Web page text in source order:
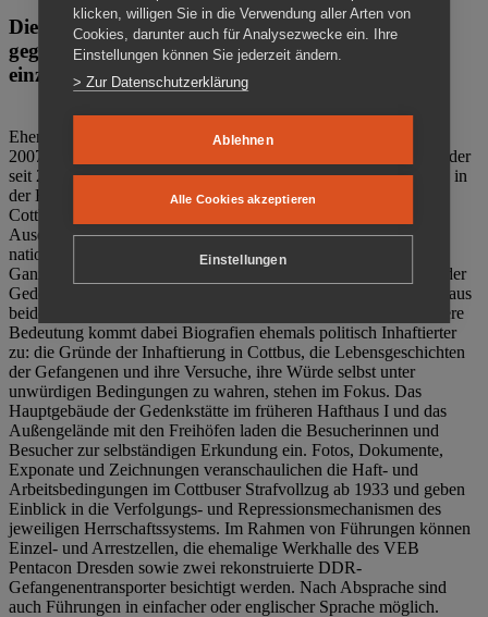
Die Gedenkstätte Zuchthaus Cottbus ist ein Ort
gegen das Vergessen. Anschaulich, nah und
einzigartig.
Ehemalige politische Häftlinge der DDR gründeten im Oktober
2007 den Verein Menschenrechtszentrum Cottbus e. V. (MRZ), der
seit 2011 Eigentümer des ehemaligen Gefängnisses (1860-2002) in
der Bautzener Straße und Träger der Gedenkstätte Zuchthaus
Cottbus ist. Im Zentrum der Arbeit der Gedenkstätte steht die
Auseinandersetzung mit politischem Unrecht während der
nationalsozialistischen Terrorherrschaft und der SED-Diktatur.
Ganzjährig zeigen mehrere Dauer- und Sonderausstellungen in der
Gedenkstätte Zuchthaus Cottbus Beispiele politischen Unrechts aus
beiden deutschen Diktaturen des 20. Jahrhunderts. Eine besondere
Bedeutung kommt dabei Biografien ehemals politisch Inhaftierter
zu: die Gründe der Inhaftierung in Cottbus, die Lebensgeschichten
der Gefangenen und ihre Versuche, ihre Würde selbst unter
unwürdigen Bedingungen zu wahren, stehen im Fokus. Das
Hauptgebäude der Gedenkstätte im früheren Hafthaus I und das
Außengelände mit den Freihöfen laden die Besucherinnen und
Besucher zur selbständigen Erkundung ein. Fotos, Dokumente,
Exponate und Zeichnungen veranschaulichen die Haft- und
Arbeitsbedingungen im Cottbuser Strafvollzug ab 1933 und geben
Einblick in die Verfolgungs- und Repressionsmechanismen des
jeweiligen Herrschaftssystems. Im Rahmen von Führungen können
Einzel- und Arrestzellen, die ehemalige Werkhalle des VEB
Pentacon Dresden sowie zwei rekonstruierte DDR-
Gefangenentransporter besichtigt werden. Nach Absprache sind
auch Führungen in einfacher oder englischer Sprache möglich.
klicken, willigen Sie in die Verwendung aller Arten von
Cookies, darunter auch für Analysezwecke ein. Ihre
Einstellungen können Sie jederzeit ändern.
> Zur Datenschutzerklärung
Ablehnen
Alle Cookies akzeptieren
Einstellungen